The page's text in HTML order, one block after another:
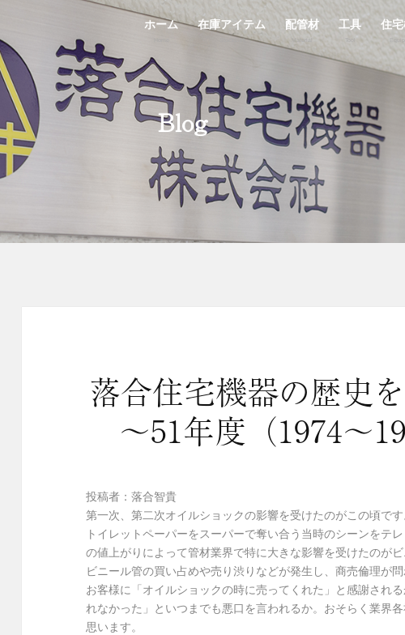
ホーム 在庫アイテム
StockList
配管材 工具 住
Blog
落合住宅機器の歴史
～51年度（1974～
投稿者：落合智貴
第一次、第二次オイルショックの影響を受けたのがこの頃です
トイレットペーパーをスーパーで奪い合う当時のシーンをテ
の値上がりによって管材業界で特に大きな影響を受けたのがビ
ビニール管の買い占めや売り渋りなどが発生し、商売倫理が問
お客様に「オイルショックの時に売ってくれた」と感謝され
れなかった」といつまでも悪口を言われるか。おそらく業界
思います。